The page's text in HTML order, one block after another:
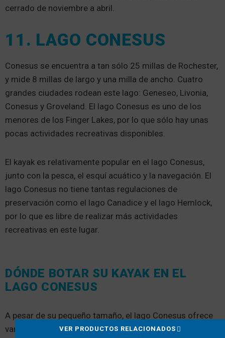
cerrado de noviembre a abril.
11. LAGO CONESUS
Conesus se encuentra a tan sólo 25 millas de Rochester,
y mide 8 millas de largo y una milla de ancho. Cuatro
grandes ciudades rodean este lago: Geneseo, Livonia,
Conesus y Groveland. El lago Conesus es uno de los
menores de los Finger Lakes, por lo que sólo hay unas
pocas actividades recreativas disponibles.
El kayak es relativamente popular en el lago Conesus,
junto con la pesca, el esquí acuático y la navegación. El
lago Conesus no tiene tantas regulaciones de
preservación como el lago Canadice y el lago Hemlock,
por lo que es libre de realizar más actividades
recreativas en este lugar.
DÓNDE BOTAR SU KAYAK EN EL
LAGO CONESUS
A pesar de su pequeño tamaño, el lago Conesus ofrece
varias instalaciones de lanzamiento de barcos. Puede
VER PRODUCTOS RELACIONADOS